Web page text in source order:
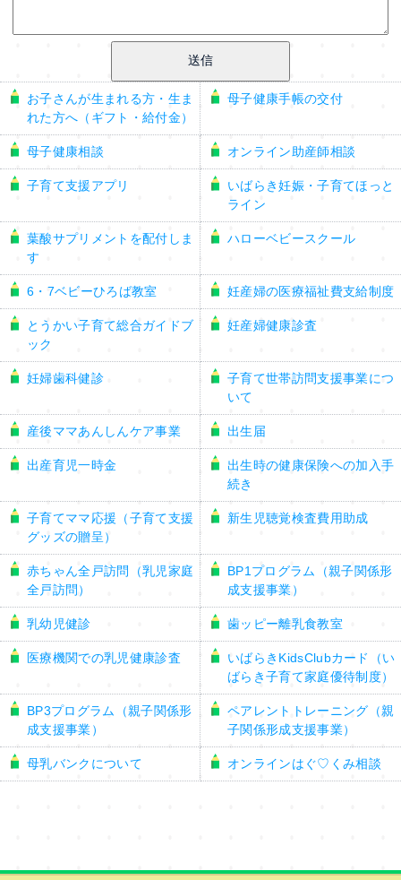
お子さんが生まれる方・生ま
れた方へ（ギフト・給付金）
母子健康手帳の交付
母子健康相談 オンライン助産師相談
子育て支援アプリ
いばらき妊娠・子育てほっと
ライン
葉酸サプリメントを配付しま
す
ハローベビースクール
6・7ベビーひろば教室 妊産婦の医療福祉費支給制度
とうかい子育て総合ガイドブ
ック
妊産婦健康診査
妊婦歯科健診
子育て世帯訪問支援事業につ
いて
産後ママあんしんケア事業 出生届
出産育児一時金
出生時の健康保険への加入手
続き
子育てママ応援（子育て支援
グッズの贈呈）
新生児聴覚検査費用助成
赤ちゃん全戸訪問（乳児家庭
全戸訪問）
BP1プログラム（親子関係形
成支援事業）
乳幼児健診 歯ッピー離乳食教室
医療機関での乳児健康診査
いばらきKidsClubカード（い
ばらき子育て家庭優待制度）
BP3プログラム（親子関係形
成支援事業）
ペアレントトレーニング（親
子関係形成支援事業）
母乳バンクについて オンラインはぐ♡くみ相談